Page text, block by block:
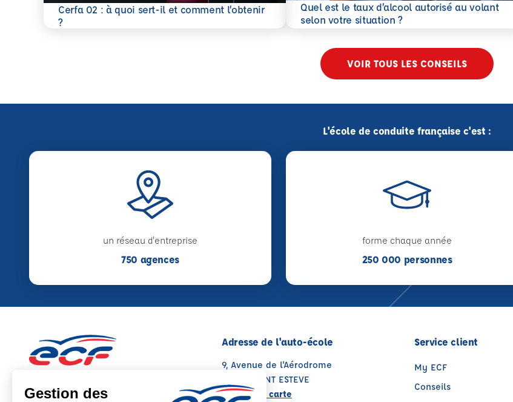
Cerfa 02 : à quoi sert-il et comment l’obtenir
?
En savoir plus
Quel est le taux d’alcool autorisé au volant
selon votre situation ?
En savoir plus
VOIR TOUS LES CONSEILS
L'école de conduite française c'est :
un réseau d'entreprise
750 agences
forme chaque année
250 000 personnes
Adresse de l'auto-école
9, Avenue de l'Aérodrome
66240 SAINT ESTEVE
Voir sur la carte
Service client
My ECF
Conseils